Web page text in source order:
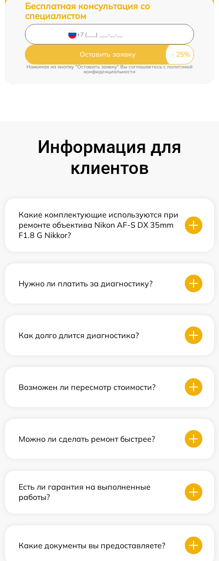
Бесплатная консультация со
специалистом
Оставить заявку
Нажимая на кнопку "Оставить заявку" Вы соглашаетесь cполитикой
конфиденциальности
Информация для
клиентов
Какие комплектующие используются при
ремонте объектива Nikon AF-S DX 35mm
F1.8 G Nikkor?
Нужно ли платить за диагностику?
Как долго длится диагностика?
Возможен ли пересмотр стоимости?
Можно ли сделать ремонт быстрее?
Есть ли гарантия на выполненные
работы?
Какие документы вы предоставляете?